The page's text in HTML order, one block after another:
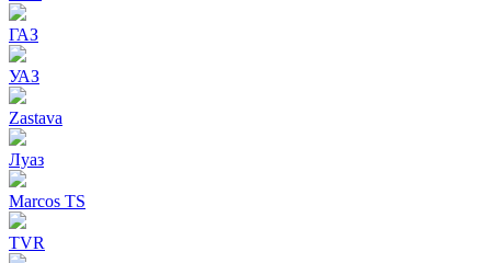
ГАЗ
УАЗ
Zastava
Луаз
Marcos TS
TVR